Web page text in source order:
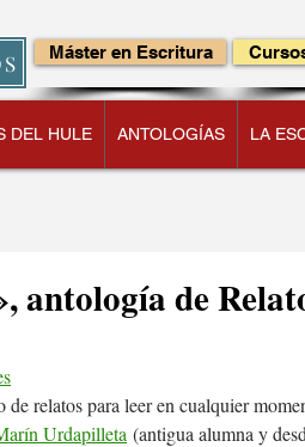
Máster en Escritura
DEL HULE ANTOLOGÍAS LA
antología de
relatos para leer en cualquier
Urdapilleta (antigua alumna y